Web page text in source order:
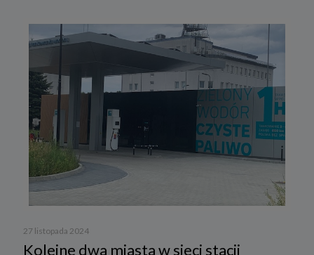
27 listopada 2024
Kolejne dwa miasta w sieci stacji